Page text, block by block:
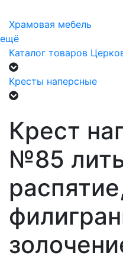
Храмовая мебель
ещё
Каталог товаров
Кресты наперсные
Крест
№85